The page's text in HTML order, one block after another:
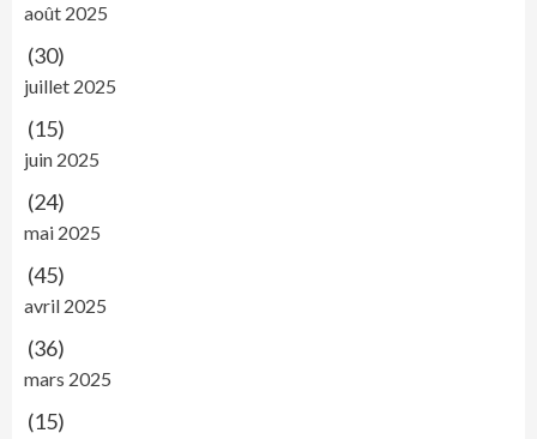
août 2025
(30)
juillet 2025
(15)
juin 2025
(24)
mai 2025
(45)
avril 2025
(36)
mars 2025
(15)